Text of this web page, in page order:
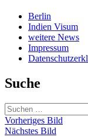
Berlin
Indien Visum
weitere News
Impressum
Suche
Suchen
nach:
Vorheriges Bild
Nächstes Bild